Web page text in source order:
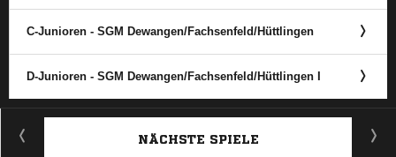
C-Junioren - SGM Dewangen/​Fachsenfeld/​Hüttlingen
D-Junioren - SGM Dewangen/​Fachsenfeld/​Hüttlingen I
ANZEIGE
NÄCHSTE SPIELE